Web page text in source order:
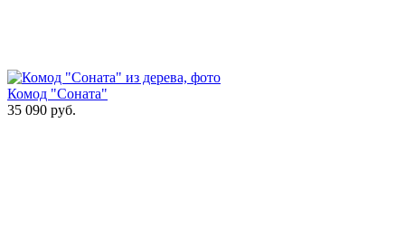
Комод "Соната"
35 090 руб.